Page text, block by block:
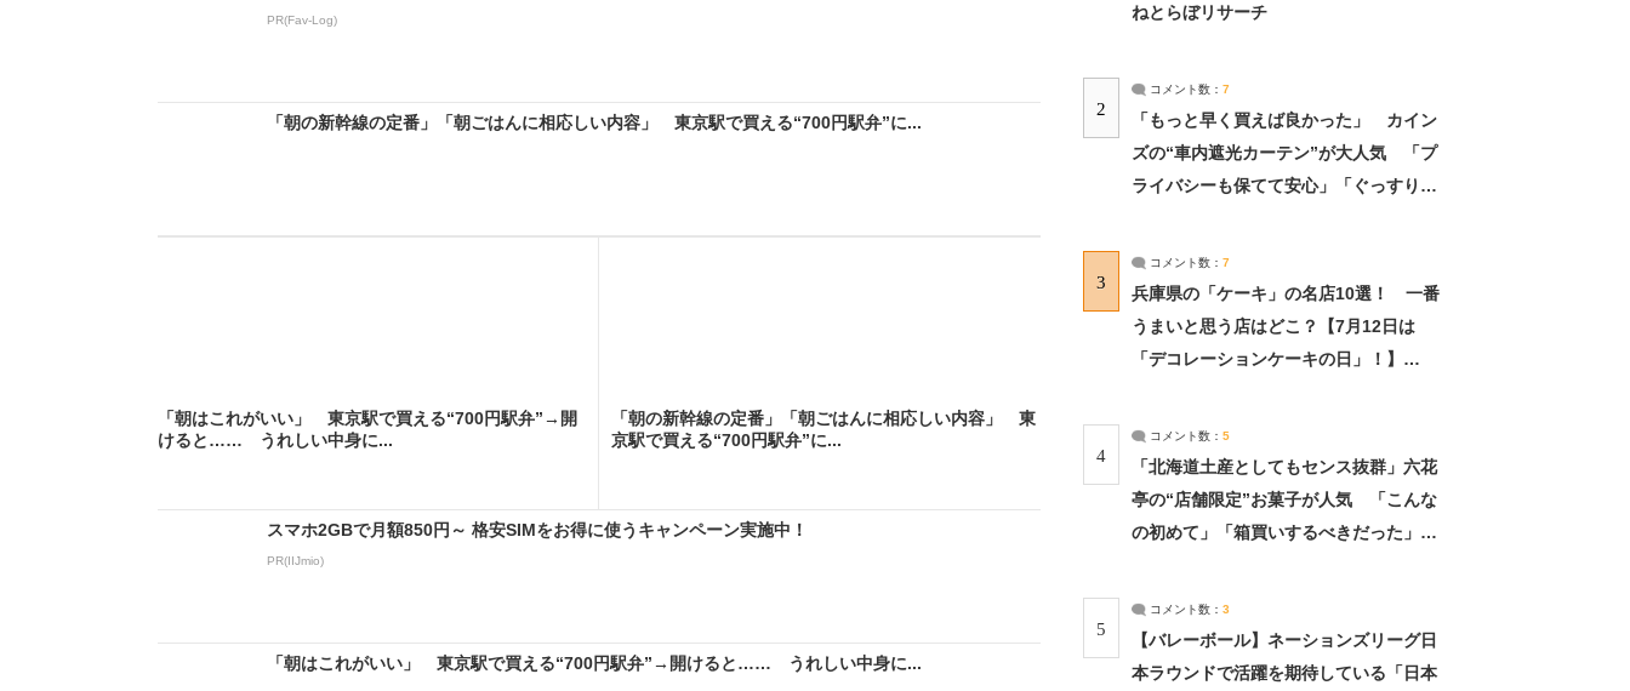
PR(Fav-Log)
「朝の新幹線の定番」「朝ごはんに相応しい内容」 東京駅で買える“700円駅弁”に...
「朝はこれがいい」 東京駅で買える“700円駅弁”→開
けると…… うれしい中身に...
「朝の新幹線の定番」「朝ごはんに相応しい内容」 東
京駅で買える“700円駅弁”に...
スマホ2GBで月額850円～ 格安SIMをお得に使うキャンペーン実施中！
PR(IIJmio)
「朝はこれがいい」 東京駅で買える“700円駅弁”→開けると…… うれしい中身に...
ねとらぼリサーチ
2
コメント数： 7
「もっと早く買えば良かった」 カイン
ズの“車内遮光カーテン”が大人気 「プ
ライバシーも保てて安心」「ぐっすり眠
3
コメント数： 7
兵庫県の「ケーキ」の名店10選！ 一番
うまいと思う店はどこ？【7月12日は
「デコレーションケーキの日」！】
4
コメント数： 5
「北海道土産としてもセンス抜群」六花
亭の“店舗限定”お菓子が人気 「こんな
の初めて」「箱買いするべきだった」
5
コメント数： 3
【バレーボール】ネーションズリーグ日
本ラウンドで活躍を期待している「日本